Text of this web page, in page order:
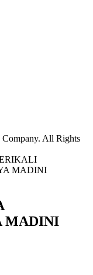
All Rights
MADINI
MADINI